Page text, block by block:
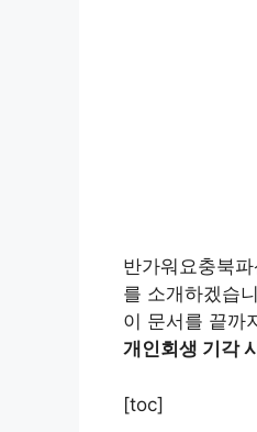
반가워요충북
를 소개하겠습
이 문서를 끝까
개인회생 기각
[toc]